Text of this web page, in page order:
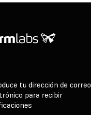
tu dirección de correo
para recibir